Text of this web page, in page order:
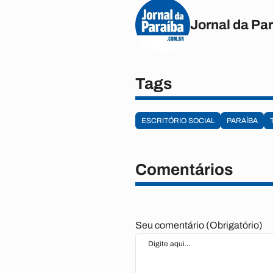
Jornal da
Tags
ESCRITÓRIO SOCIAL PARAÍBA
Comentários
Seu comentário (Obrigatório)